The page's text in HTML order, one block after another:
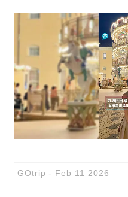
GOtrip Feb 11 2026